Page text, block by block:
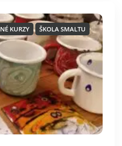
KURZY ŠKOLA SMALTU